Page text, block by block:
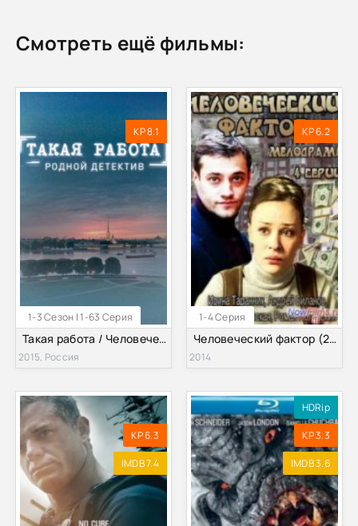
Смотреть ещё фильмы:
1-3 Сезон | 1-63 Серия
KP 8.1
Такая работа / Человеческий фактор (2015) 1,2,3 сезон
2015, Россия
1-4 Серия
KP 6.2
Человеческий фактор (2014)
2014
KP 6.3
IMDB 7.4
HDRip
KP 3.3
IMDB 3.6